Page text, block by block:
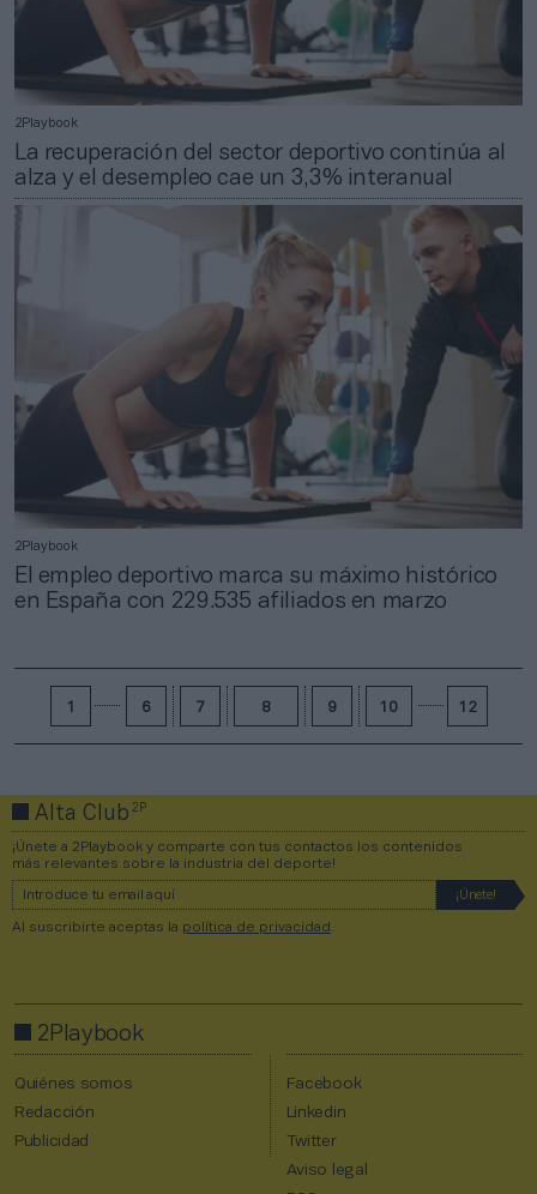
2Playbook
La recuperación del sector deportivo continúa al
alza y el desempleo cae un 3,3% interanual
2Playbook
El empleo deportivo marca su máximo histórico
en España con 229.535 afiliados en marzo
1 6 7 8 9 10 12
Alta Club2P
¡Únete a 2Playbook y comparte con tus contactos los contenidos
más relevantes sobre la industria del deporte!
Al suscribirte aceptas la política de privacidad
2Playbook
Quiénes somos
Redacción
Publicidad
Facebook
Linkedin
Twitter
Aviso legal